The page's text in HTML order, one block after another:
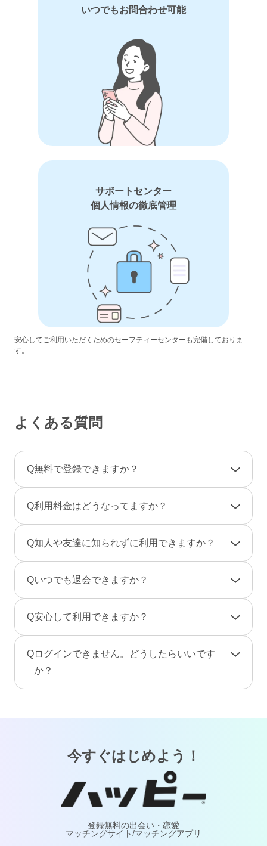
いつでもお問合わせ可能
サポートセンター
個人情報の徹底管理
安心してご利用いただくためのセーフティーセンター も完備しておりま
す。
よくある質問
Q無料で登録できますか？
さい。
です。そのため、弊社からお客様へ料金の請求
や督促のご連絡が届くことはありません。
Q利用料金はどうなってますか？
一部のコンテンツの利用はコイン（有料）が必
男性は、事前にポイントをご購入のうえご利用
となります。（1P＝約10円、消費ポイントはサ
ービスによって異なります）
Q知人や友達に知られずに利用できますか？
のニックネームで、プロフ画像を登録しない状
また、検索結果にあなたのプロフィールが表示
されないように設定することもできます。
Qいつでも退会できますか？
手続き」から行えます。
画・メッセージ・ポイント（コイン）などのア
カウント情報はすべて削除されます。復旧や返
金はできませんのでご注意ください。
Q安心して利用できますか？
ービスでは24時間365日体制で有人による監視・
通報対応・年齢確認を行っております。
Qログインできません。どうしたらいいです
か？
今すぐはじめよう！
登録無料の出会い・恋愛
マッチングサイト/マッチングアプリ